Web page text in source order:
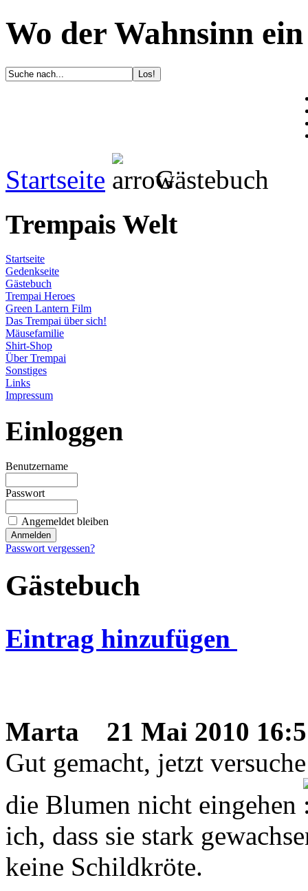
Wo der Wahnsinn
Startseite Gästebuch
Trempais Welt
Startseite
Gedenkseite
Gästebuch
Trempai Heroes
Green Lantern Film
Das Trempai über sich!
Mäusefamilie
Shirt-Shop
Über Trempai
Sonstiges
Links
Impressum
Einloggen
Benutzername
Passwort
Angemeldet bleiben
Passwort vergessen?
Gästebuch
Eintrag hinzufügen
Marta
21 Mai 2010
Gut gemacht, jetzt
die Blumen nicht eingehen
ich, dass sie stark
keine Schildkröte.